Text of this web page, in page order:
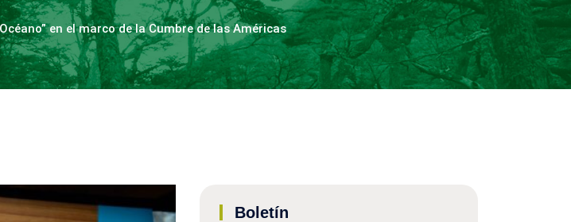
en el marco de la Cumbre de las Américas
Boletín